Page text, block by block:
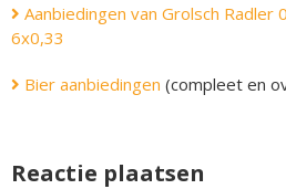
Aanbiedingen van Grolsch Radler
6x0,33
Bier aanbiedingen (compleet en
Reactie plaatsen